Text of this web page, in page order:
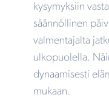
kysymyksiin
säännöllinen
valmentajalta
ulkopuolella.
dynaamisesti
mukaan.